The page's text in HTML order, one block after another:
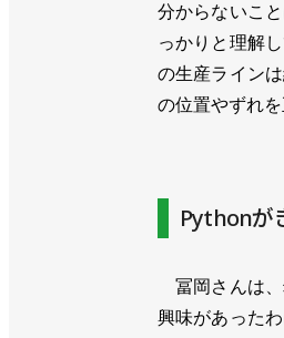
分からないこ
っかりと理解
の生産ライン
の位置やずれ
Pythonが
冨岡さんは、
興味があった